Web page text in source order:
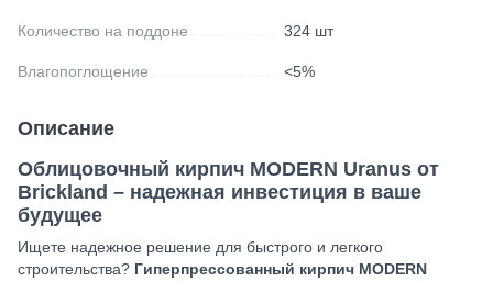
Количество на поддоне 324 шт
Влагопоглощение <5%
Описание
Облицовочный кирпич MODERN Uranus от
Brickland – надежная инвестиция в ваше
будущее
Ищете надежное решение для быстрого и легкого
строительства? Гиперпрессованный кирпич MODERN